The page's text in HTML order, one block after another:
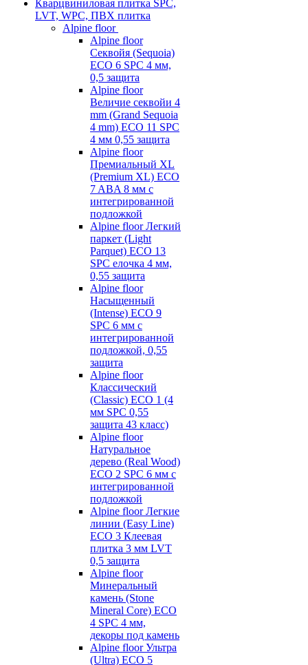
Кварцвиниловая плитка SPC,
LVT, WPC, ПВХ плитка
Alpine floor
Alpine floor
Секвойя (Sequoia)
ECO 6 SPC 4 мм,
0,5 защита
Alpine floor
Величие секвойи 4
mm (Grand Sequoia
4 mm) ECO 11 SPC
4 мм 0,55 защита
Alpine floor
Премиальный XL
(Premium XL) ECO
7 ABA 8 мм с
интегрированной
подложкой
Alpine floor Легкий
паркет (Light
Parquet) ECO 13
SPC елочка 4 мм,
0,55 защита
Alpine floor
Насыщенный
(Intense) ECO 9
SPC 6 мм с
интегрированной
подложкой, 0,55
защита
Alpine floor
Классический
(Classic) ECO 1 (4
мм SPC 0,55
защита 43 класс)
Alpine floor
Натуральное
дерево (Real Wood)
ECO 2 SPC 6 мм с
интегрированной
подложкой
Alpine floor Легкие
линии (Easy Line)
ECO 3 Клеевая
плитка 3 мм LVT
0,5 защита
Alpine floor
Минеральный
камень (Stone
Mineral Core) ECO
4 SPC 4 мм,
декоры под камень
Alpine floor Ультра
(Ultra) ECO 5